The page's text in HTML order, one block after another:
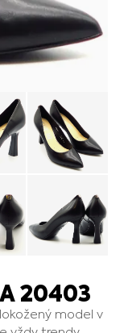
20403
model v